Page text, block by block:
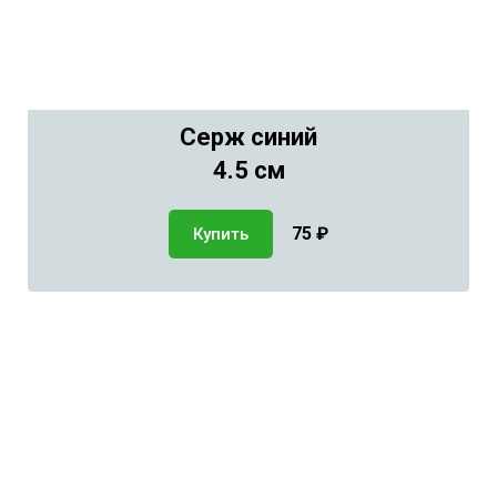
Серж синий
4.5 см
Купить 75 ₽